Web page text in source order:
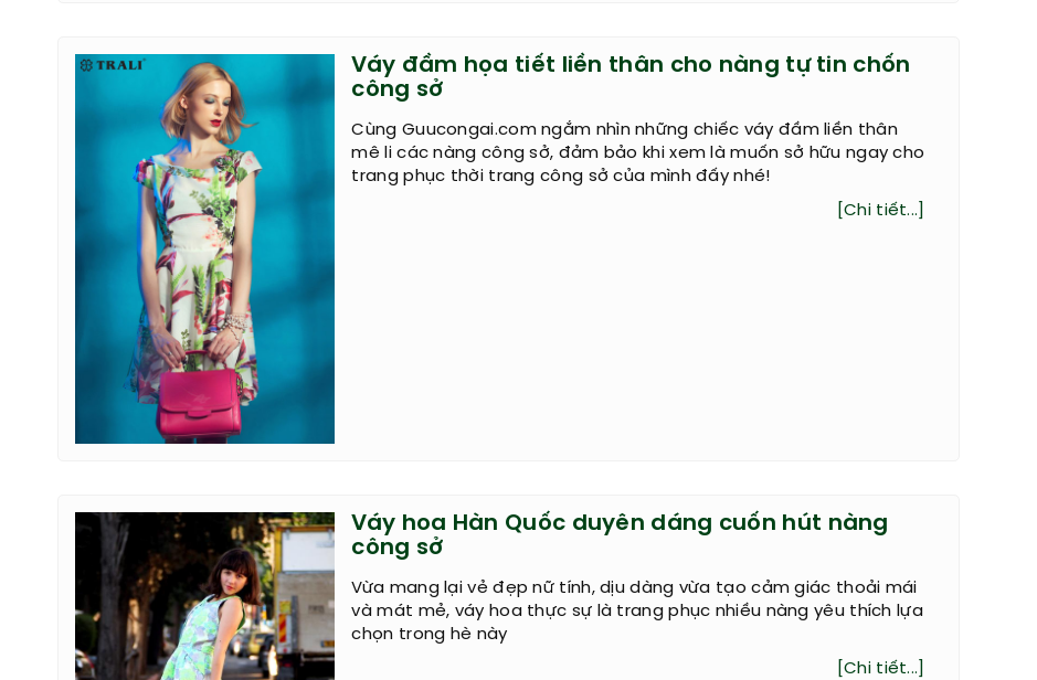
Váy đầm họa tiết liền thân cho nàng tự tin chốn
công sở
Cùng Guucongai.com ngắm nhìn những chiếc váy đầm liền thân
mê li các nàng công sở, đảm bảo khi xem là muốn sở hữu ngay cho
trang phục thời trang công sở của mình đấy nhé!
[Chi tiết...]
Váy hoa Hàn Quốc duyên dáng cuốn hút nàng
công sở
Vừa mang lại vẻ đẹp nữ tính, dịu dàng vừa tạo cảm giác thoải mái
và mát mẻ, váy hoa thực sự là trang phục nhiều nàng yêu thích lựa
chọn trong hè này
[Chi tiết...]